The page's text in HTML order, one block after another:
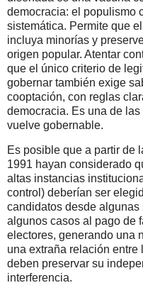
democracia: el populismo
sistemática. Permite que
incluya minorías y
origen popular. Atentar
que el único criterio de
gobernar también exige
cooptación, con reglas
democracia. Es una de
vuelve gobernable.
Es posible que a partir de
1991 hayan considerado
altas instancias
control) deberían ser
candidatos desde
algunos casos al pago de
electores, generando una
una extraña relación
deben preservar su
interferencia.